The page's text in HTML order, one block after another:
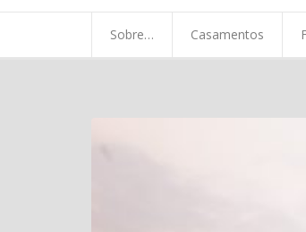
Sobre… Casamentos